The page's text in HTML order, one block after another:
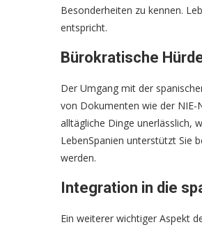
Besonderheiten zu kennen.
entspricht.
Bürokratische
Der Umgang mit der
von Dokumenten wie der
alltägliche Dinge unerlässlich,
LebenSpanien unterstützt Sie
werden.
Integration in die
Ein weiterer wichtiger Aspekt